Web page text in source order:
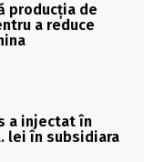
producția de
a reduce
a injectat în
lei în subsidiara